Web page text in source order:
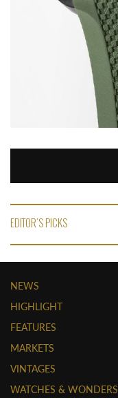
EDITOR'S PICKS
NEWS
HIGHLIGHT
FEATURES
MARKETS
VINTAGES
WATCHES & WONDERS